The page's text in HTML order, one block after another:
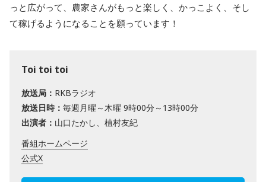
っと広がって、農家さんがもっと楽しく、かっこよく、そし
て稼げるようになることを願っています！
Toi toi toi
放送局： RKBラジオ
放送日時： 毎週月曜～木曜 9時00分～13時00分
出演者： 山口たかし、植村友紀
番組ホームページ
公式X